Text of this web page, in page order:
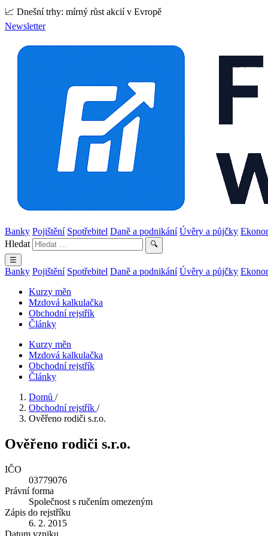
📈 Dnešní trhy: mírný růst akcií v Evropě
Newsletter
Banky Pojištění Spotřebitel Daně a podnikání Úvěry a půjčky
Hledat
🔍
☰
Banky Pojištění Spotřebitel Daně a podnikání Úvěry a půjčky
Kurzy měn
Mzdová kalkulačka
Obchodní rejstřík
Články
Kurzy měn
Mzdová kalkulačka
Obchodní rejstřík
Články
Domů /
Obchodní rejstřík /
Ověřeno rodiči s.r.o.
Ověřeno rodiči s.r.o.
IČO
03779076
Právní forma
Společnost s ručením omezeným
Zápis do rejstříku
6. 2. 2015
Datum vzniku